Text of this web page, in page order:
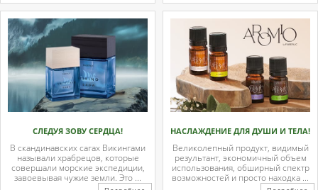
СЛЕДУЯ ЗОВУ СЕРДЦА!
В скандинавских сагах Викингами
называли храбрецов, которые
совершали морские экспедиции,
завоевывая чужие земли. Это ...
НАСЛАЖДЕНИЕ ДЛЯ ДУШИ И ТЕЛА!
Великолепный продукт, видимый
результант, экономичный объем
использования, обширный спектр
возможностей и просто находка ...